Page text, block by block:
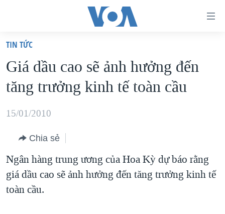
truy
cập
Tới
dung
chính
điều
hướng
chính
VIỆT NAM
HOA KỲ
BIỂN ĐÔNG
BLOG
DIỄN ĐÀN
MỤC
TIN TỨC
Giá dầu cao sẽ ảnh hưởng đến
tăng trưởng kinh tế toàn cầu
15/01/2010
Chia sẻ
Ngân hàng trung ương của Hoa Kỳ dự báo rằng
giá dầu cao sẽ ảnh hưởng đến tăng trưởng kinh tế
toàn cầu.